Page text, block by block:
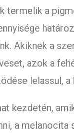
termelik a
Akiknek a
azok a
lelassul, a
kezdetén,
a